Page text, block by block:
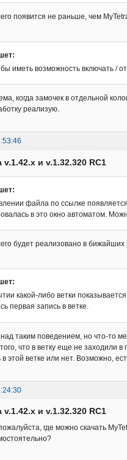
появится не раньше, чем
иметь возможность включать /
когда замочек в отдельной
реализую.
v.1.42.x и v.1.32.320 RC1
файла по ссылке
в это окно автоматом.
будет реализовано в бижайших
какой-либо ветки
первая запись в ветке.
таким поведением, но что-то
что в ветку еще не заходили
в этой ветке или нет. Возможно,
v.1.42.x и v.1.32.320 RC1
где можно скачать